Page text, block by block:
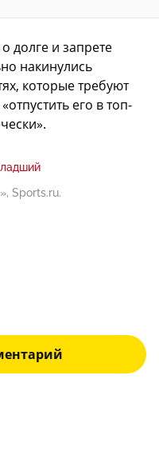
долге и запрете
накинулись
которые требуют
его в топ-
Sports.ru.